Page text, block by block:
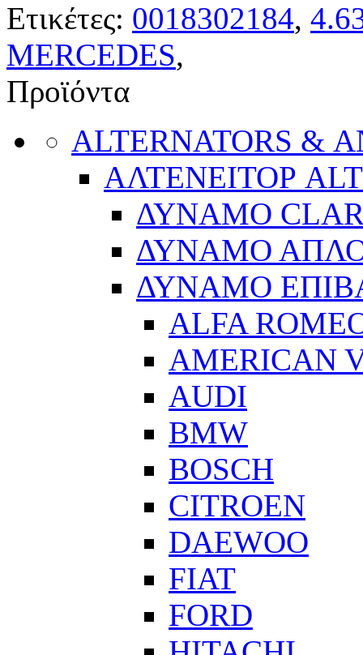
Ετικέτες: 0018302184,
MERCEDES,
Προϊόντα
ALTERNATORS &
ΑΛΤΕΝΕΙΤΟΡ
ΔΥΝΑΜΟ
ΔΥΝΑΜΟ
ΔΥΝΑΜΟ
ALFA
AMERICAN
AUDI
BMW
BOSCH
CITROEN
DAEWOO
FIAT
FORD